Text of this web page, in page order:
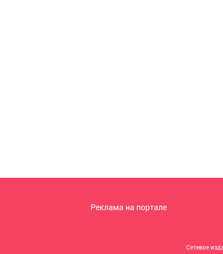
Реклама на портале
Сетевое